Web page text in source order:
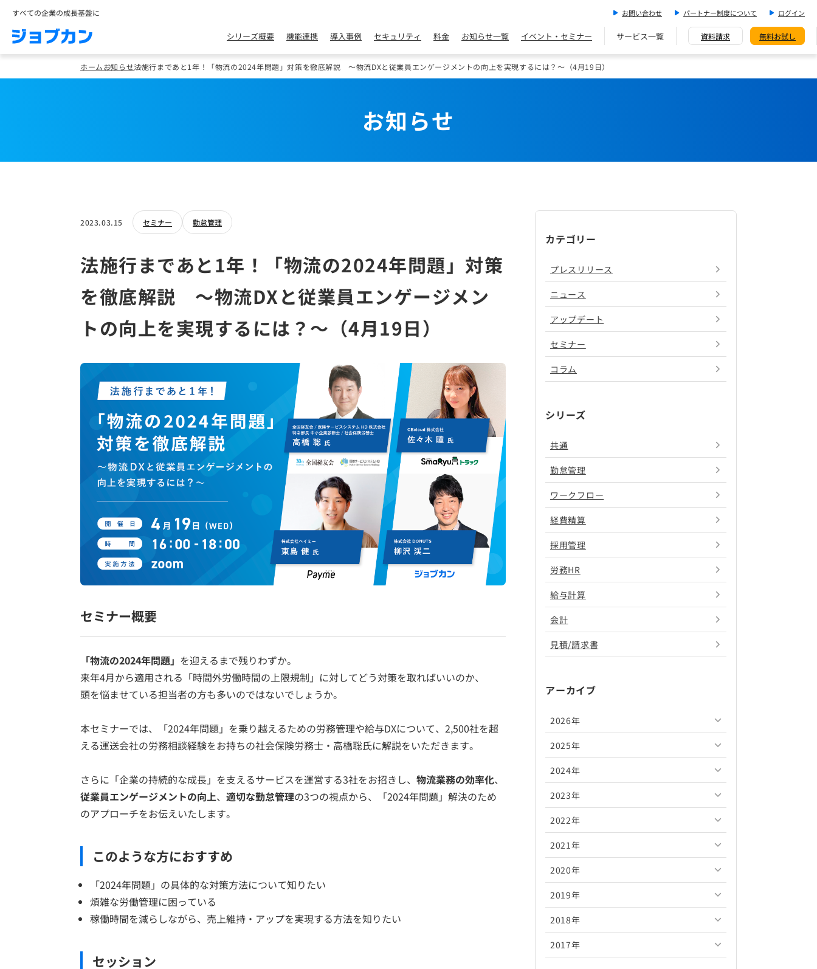
すべての企業の成長基盤に お問い合わせ パートナー制度について ログイン
シリーズ概要 機能連携 導入事例 セキュリティ 料金 お知らせ一覧 イベント・セミナー サービス一覧 資料請求 無料お試し
ホームお知らせ法施行まであと1年！「物流の2024年問題」対策を徹底解説 ～物流DXと従業員エンゲージメントの向上を実現するには？～（4月19日）
お知らせ
2023.03.15 セミナー 勤怠管理
法施行まであと1年！「物流の2024年問題」対策
を徹底解説 ～物流DXと従業員エンゲージメン
トの向上を実現するには？～（4月19日）
セミナー概要
「物流の2024年問題」 を迎えるまで残りわずか。
来年4月から適用される「時間外労働時間の上限規制」に対してどう対策を取ればいいのか、
頭を悩ませている担当者の方も多いのではないでしょうか。
本セミナーでは、「2024年問題」を乗り越えるための労務管理や給与DXについて、2,500社を超
える運送会社の労務相談経験をお持ちの社会保険労務士・高橋聡氏に解説をいただきます。
さらに「企業の持続的な成長」を支えるサービスを運営する3社をお招きし、 物流業務の効率化、
従業員エンゲージメントの向上、 適切な勤怠管理の3つの視点から、「2024年問題」解決のため
のアプローチをお伝えいたします。
このような方におすすめ
「2024年問題」の具体的な対策方法について知りたい
煩雑な労働管理に困っている
稼働時間を減らしながら、売上維持・アップを実現する方法を知りたい
セッション
カテゴリー
プレスリリース
ニュース
アップデート
セミナー
コラム
シリーズ
共通
勤怠管理
ワークフロー
経費精算
採用管理
労務HR
給与計算
会計
見積/請求書
アーカイブ
2026年
2026年8月
2026年7月
2026年6月
2026年5月
2026年4月
2026年3月
2026年2月
2026年1月
2025年
2025年12月
2025年11月
2025年10月
2025年9月
2025年8月
2025年7月
2025年6月
2025年5月
2024年
2024年12月
2024年11月
2024年10月
2024年9月
2024年8月
2024年7月
2024年6月
2023年
2023年12月
2023年11月
2023年10月
2023年9月
2023年8月
2023年7月
2022年
2022年12月
2022年11月
2022年10月
2022年9月
2022年8月
2021年
2021年12月
2021年11月
2021年10月
2021年9月
2020年
2020年12月
2020年11月
2020年10月
2019年
2019年12月
2019年11月
2018年
2018年12月
2017年